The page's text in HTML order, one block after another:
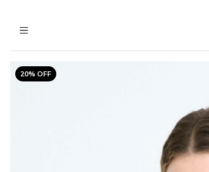
20% OFF